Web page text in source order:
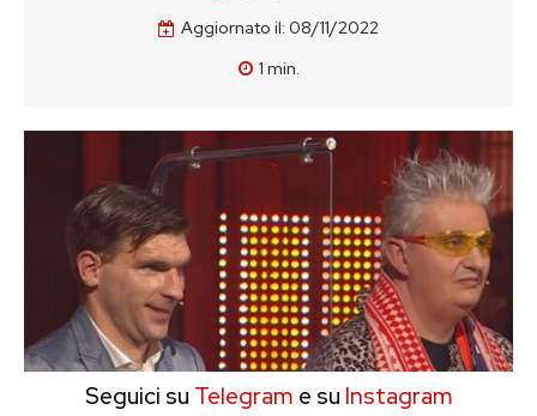
Aggiornato il: 08/11/2022
1 min.
Seguici su Telegram e su Instagram